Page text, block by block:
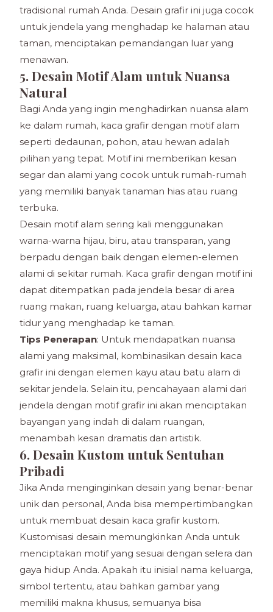
tradisional rumah Anda. Desain grafir ini juga cocok
untuk jendela yang menghadap ke halaman atau
taman, menciptakan pemandangan luar yang
menawan.
5. Desain Motif Alam untuk Nuansa
Natural
Bagi Anda yang ingin menghadirkan nuansa alam
ke dalam rumah, kaca grafir dengan motif alam
seperti dedaunan, pohon, atau hewan adalah
pilihan yang tepat. Motif ini memberikan kesan
segar dan alami yang cocok untuk rumah-rumah
yang memiliki banyak tanaman hias atau ruang
terbuka.
Desain motif alam sering kali menggunakan
warna-warna hijau, biru, atau transparan, yang
berpadu dengan baik dengan elemen-elemen
alami di sekitar rumah. Kaca grafir dengan motif ini
dapat ditempatkan pada jendela besar di area
ruang makan, ruang keluarga, atau bahkan kamar
tidur yang menghadap ke taman.
Tips Penerapan: Untuk mendapatkan nuansa
alami yang maksimal, kombinasikan desain kaca
grafir ini dengan elemen kayu atau batu alam di
sekitar jendela. Selain itu, pencahayaan alami dari
jendela dengan motif grafir ini akan menciptakan
bayangan yang indah di dalam ruangan,
menambah kesan dramatis dan artistik.
6. Desain Kustom untuk Sentuhan
Pribadi
Jika Anda menginginkan desain yang benar-benar
unik dan personal, Anda bisa mempertimbangkan
untuk membuat desain kaca grafir kustom.
Kustomisasi desain memungkinkan Anda untuk
menciptakan motif yang sesuai dengan selera dan
gaya hidup Anda. Apakah itu inisial nama keluarga,
simbol tertentu, atau bahkan gambar yang
memiliki makna khusus, semuanya bisa